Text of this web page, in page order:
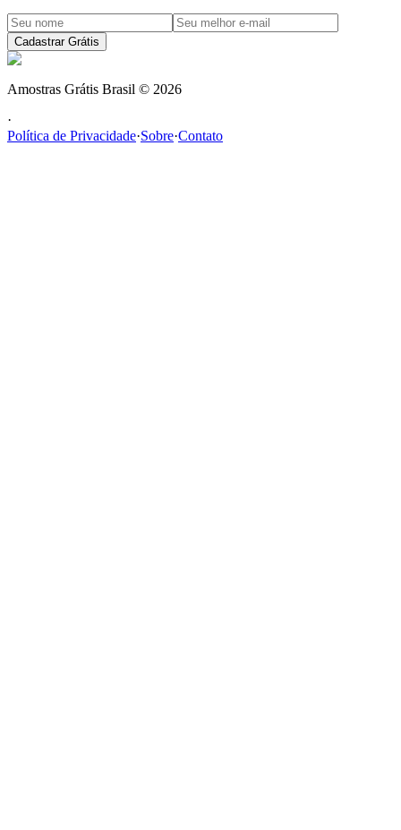
Cadastrar Grátis
Amostras Grátis Brasil © 2026
·
Política de Privacidade·Sobre·Contato